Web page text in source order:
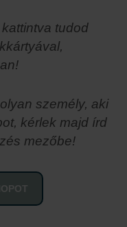
tudod
személy, aki
kérlek majd írd
mezőbe!